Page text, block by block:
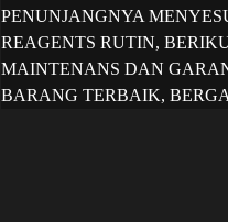
PENUNJANGNYA
REAGENTS RUTIN,
MAINTENANS DAN
BARANG TERBAIK,